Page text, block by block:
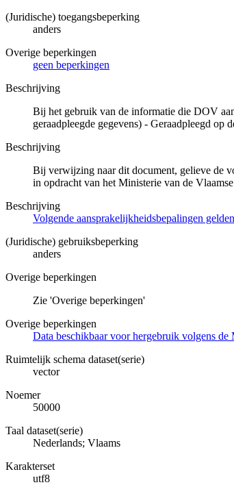
(Juridische) toegangsbeperking
anders
Overige beperkingen
geen beperkingen
Beschrijving
Bij het gebruik van de informatie die DOV
geraadpleegde gegevens) - Geraadpleegd op
Beschrijving
Bij verwijzing naar dit document, gelieve de
in opdracht van het Ministerie van de
Beschrijving
Volgende aansprakelijkheidsbepalingen gelden
(Juridische) gebruiksbeperking
anders
Overige beperkingen
Zie 'Overige beperkingen'
Overige beperkingen
Data beschikbaar voor hergebruik volgens
Ruimtelijk schema dataset(serie)
vector
Noemer
50000
Taal dataset(serie)
Nederlands; Vlaams
Karakterset
utf8